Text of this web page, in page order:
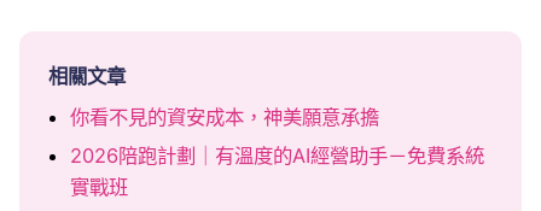
相關文章
你看不見的資安成本，神美願意承擔
2026陪跑計劃｜有溫度的AI經營助手－免費系統
實戰班